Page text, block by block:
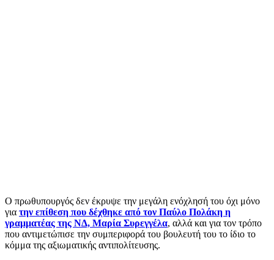
Ο πρωθυπουργός δεν έκρυψε την μεγάλη ενόχλησή του όχι μόνο
για την επίθεση που δέχθηκε από τον Παύλο Πολάκη η
γραμματέας της ΝΔ, Μαρία Συρεγγέλα, αλλά και για τον τρόπο
που αντιμετώπισε την συμπεριφορά του βουλευτή του το ίδιο το
κόμμα της αξιωματικής αντιπολίτευσης.